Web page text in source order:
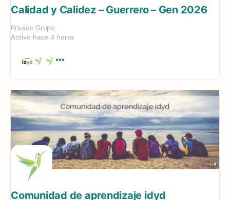
Calidad y Calidez – Guerrero – Gen 2026
Privado Grupo
Activo hace 4 horas
Comunidad de aprendizaje idyd